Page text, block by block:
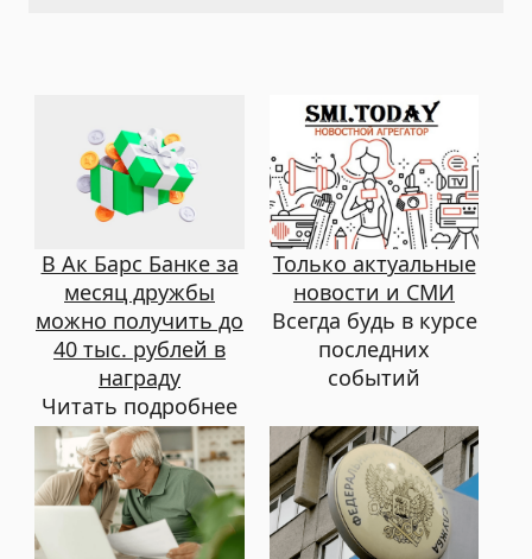
В Ак Барс Банке за
месяц дружбы
можно получить до
40 тыс. рублей в
награду
Читать подробнее
Только актуальные
новости и СМИ
Всегда будь в курсе
последних
событий